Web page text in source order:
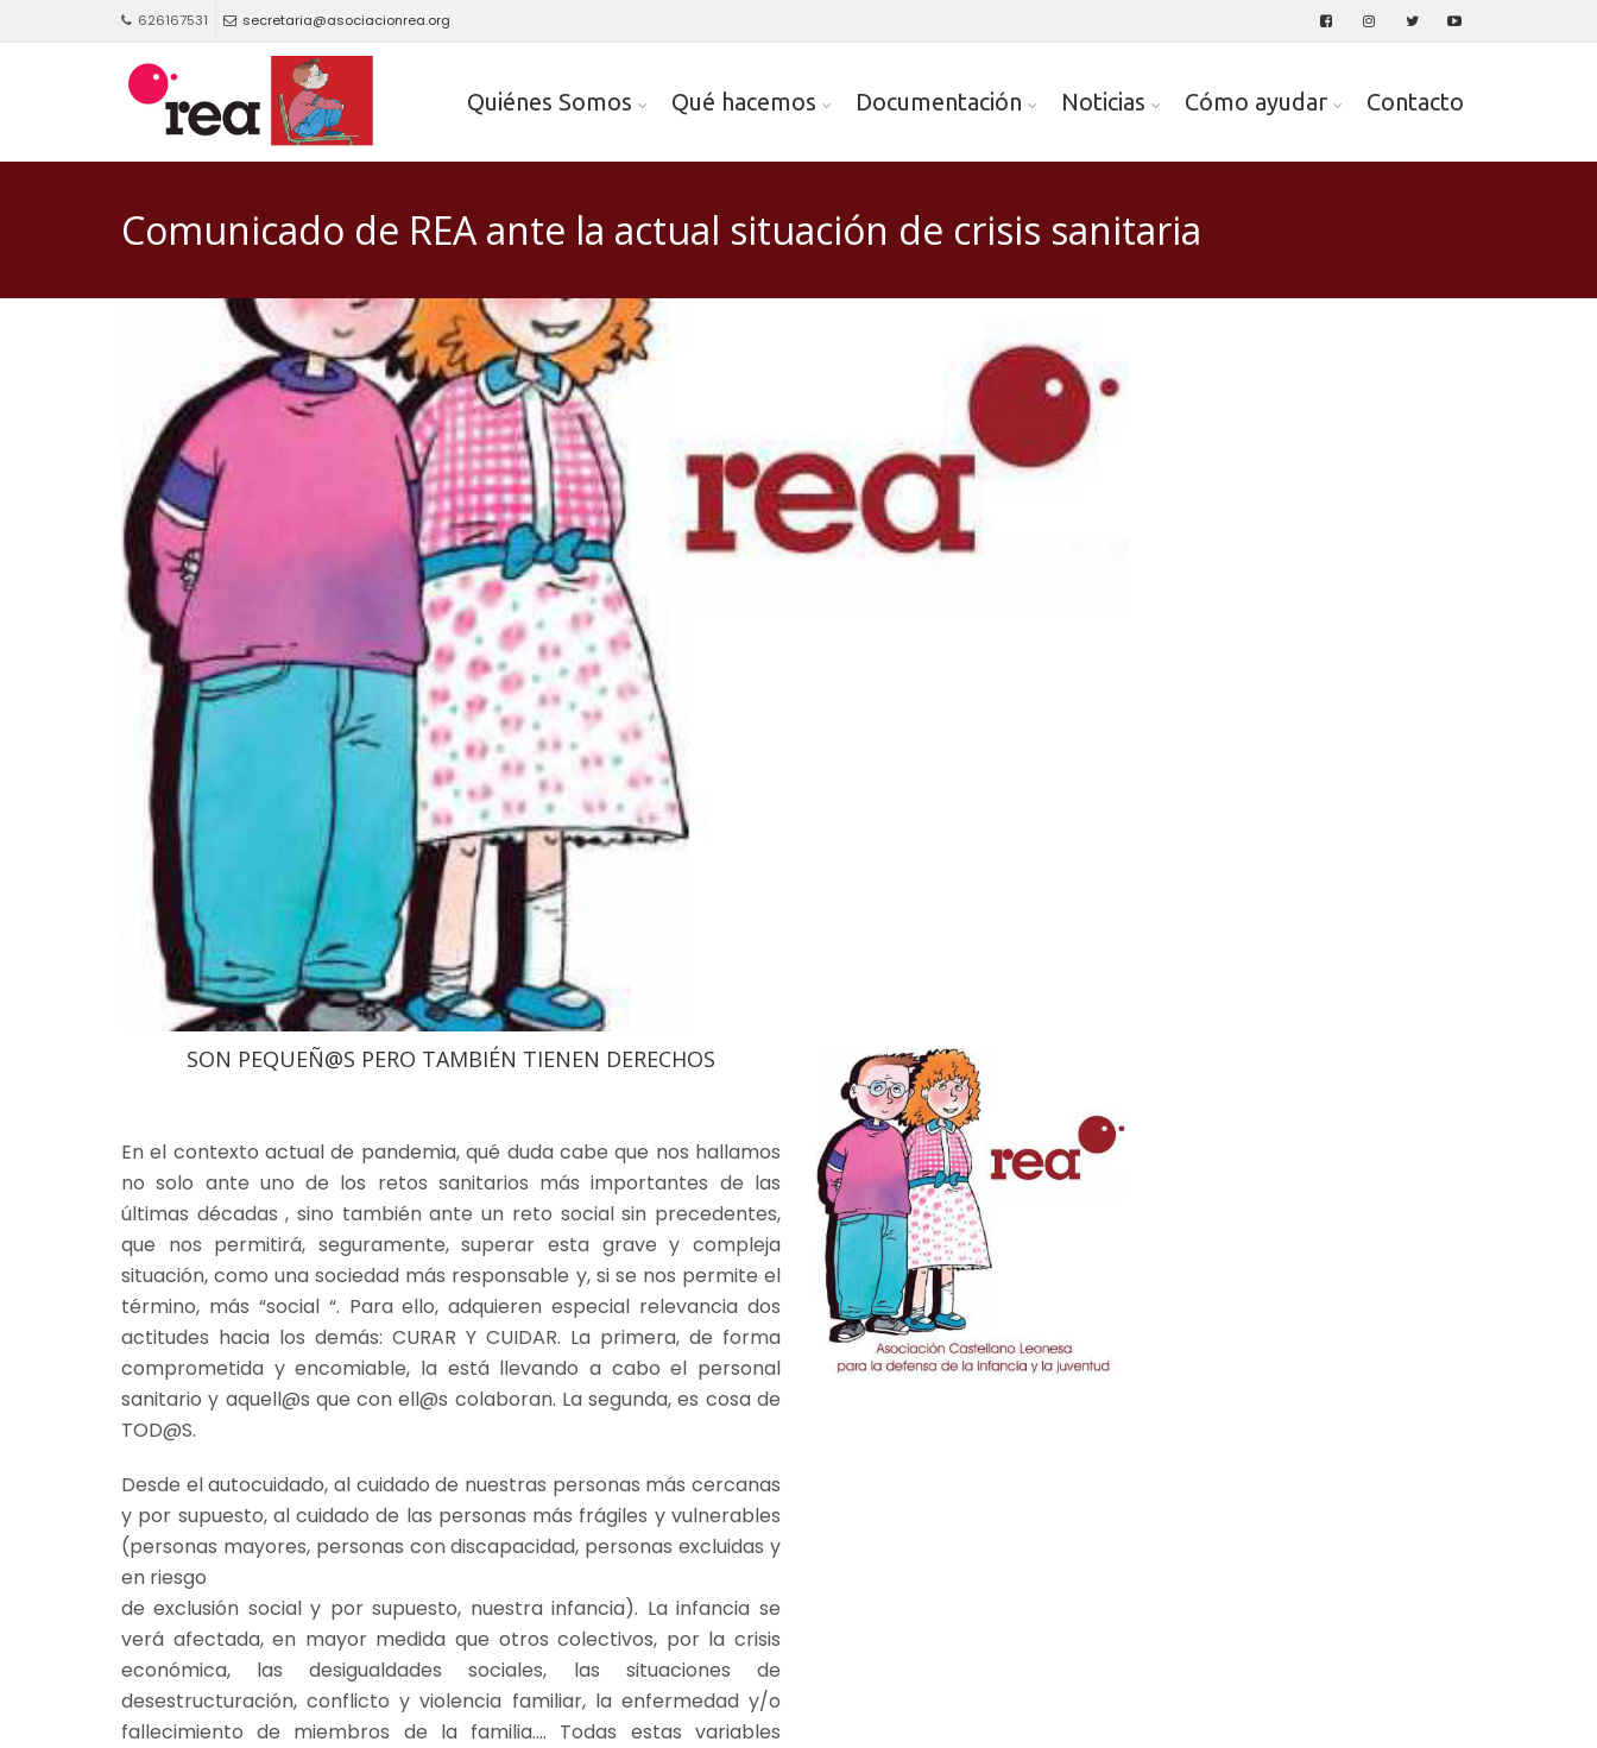
626167531 secretaria@asociacionrea.org
Quiénes Somos Qué hacemos Documentación Noticias Cómo ayudar Contacto
Comunicado de REA ante la actual situación de crisis sanitaria
SON PEQUEÑ@S PERO TAMBIÉN TIENEN DERECHOS
En el contexto actual de pandemia, qué duda cabe que nos hallamos
no solo ante uno de los retos sanitarios más importantes de las
últimas décadas , sino también ante un reto social sin precedentes,
que nos permitirá, seguramente, superar esta grave y compleja
situación, como una sociedad más responsable y, si se nos permite el
término, más “social “. Para ello, adquieren especial relevancia dos
actitudes hacia los demás: CURAR Y CUIDAR. La primera, de forma
comprometida y encomiable, la está llevando a cabo el personal
sanitario y aquell@s que con ell@s colaboran. La segunda, es cosa de
TOD@S.
Desde el autocuidado, al cuidado de nuestras personas más cercanas
y por supuesto, al cuidado de las personas más frágiles y vulnerables
(personas mayores, personas con discapacidad, personas excluidas y
en riesgo
de exclusión social y por supuesto, nuestra infancia). La infancia se
verá afectada, en mayor medida que otros colectivos, por la crisis
económica, las desigualdades sociales, las situaciones de
desestructuración, conflicto y violencia familiar, la enfermedad y/o
fallecimiento de miembros de la familia…. Todas estas variables